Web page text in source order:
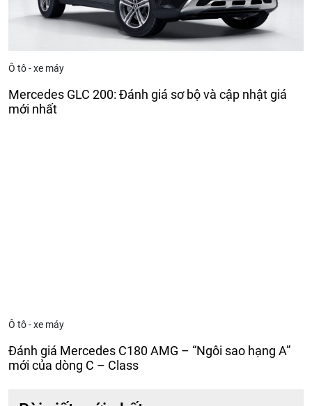
Ô tô - xe máy
Mercedes GLC 200: Đánh giá sơ bộ và cập nhật giá
mới nhất
Ô tô - xe máy
Đánh giá Mercedes C180 AMG – “Ngôi sao hạng A”
mới của dòng C – Class